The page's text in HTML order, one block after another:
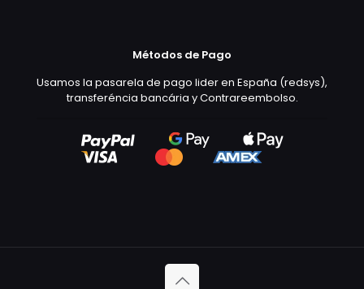
Métodos de Pago
Usamos la pasarela de pago lider en España (redsys),
transferéncia bancária y Contrareembolso.